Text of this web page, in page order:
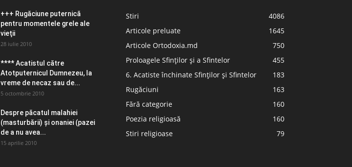
+++ Rugăciune puternică
pentru momentele grele ale
vieţii
28 iulie 2010
**** Acatistul către
Atotputernicul Dumnezeu, la
vreme de necaz sau de...
5 octombrie 2010
Despre păcatul malahiei
(masturbării) şi onaniei (pazei
de a nu avea...
15 aprilie 2010
Stiri
4086
Articole preluate
1645
Articole Ortodoxia.md
750
Proloagele Sfinților și a Sfintelor
455
6. Acatiste închinate Sfinților și Sfintelor
183
Rugăciuni
163
Fără categorie
160
Poezia religioasă
160
Stiri religioase
79